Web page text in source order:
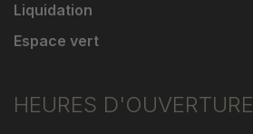
Liquidation
Espace vert
HEURES D'OUVERTURE